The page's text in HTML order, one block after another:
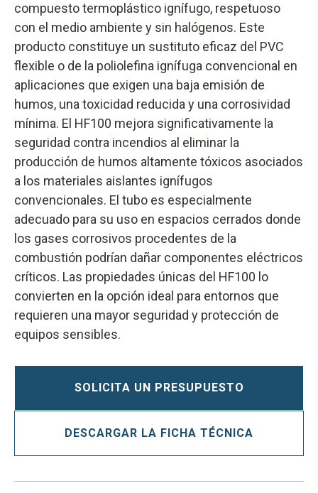
compuesto termoplástico ignífugo, respetuoso
con el medio ambiente y sin halógenos. Este
producto constituye un sustituto eficaz del PVC
flexible o de la poliolefina ignífuga convencional en
aplicaciones que exigen una baja emisión de
humos, una toxicidad reducida y una corrosividad
mínima. El HF100 mejora significativamente la
seguridad contra incendios al eliminar la
producción de humos altamente tóxicos asociados
a los materiales aislantes ignífugos
convencionales. El tubo es especialmente
adecuado para su uso en espacios cerrados donde
los gases corrosivos procedentes de la
combustión podrían dañar componentes eléctricos
críticos. Las propiedades únicas del HF100 lo
convierten en la opción ideal para entornos que
requieren una mayor seguridad y protección de
equipos sensibles.
SOLICITA UN PRESUPUESTO
DESCARGAR LA FICHA TÉCNICA